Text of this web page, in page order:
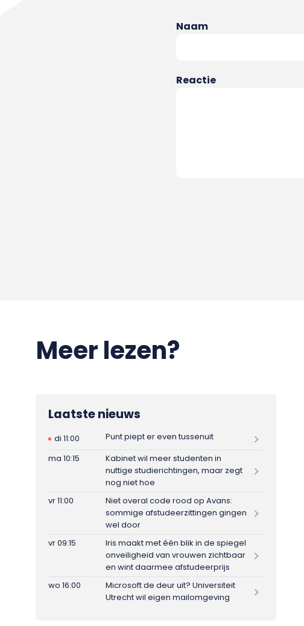
Naam
Reactie
Meer lezen?
Laatste nieuws
di 11:00
Punt piept er even tussenuit
ma 10:15
Kabinet wil meer studenten in
nuttige studierichtingen, maar zegt
nog niet hoe
vr 11:00
Niet overal code rood op Avans:
sommige afstudeerzittingen gingen
wel door
vr 09:15
Iris maakt met één blik in de spiegel
onveiligheid van vrouwen zichtbaar
en wint daarmee afstudeerprijs
wo 16:00
Microsoft de deur uit? Universiteit
Utrecht wil eigen mailomgeving